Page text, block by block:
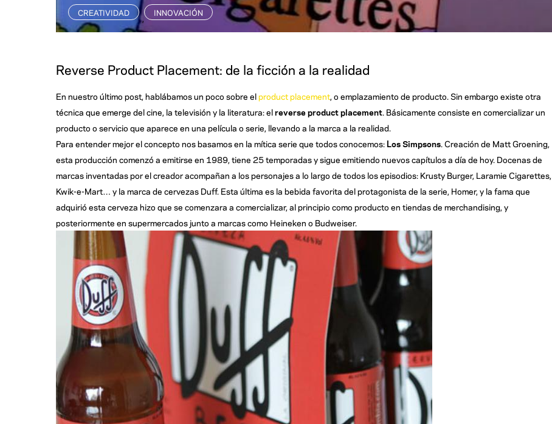
CREATIVIDAD , INNOVACIÓN
Reverse Product Placement: de la ficción a la realidad
En nuestro último post, hablábamos un poco sobre elproduct placement, o emplazamiento de producto. Sin embargo existe otra
técnica que emerge del cine, la televisión y la literatura: elreverse product placement. Básicamente consiste en comercializar un
producto o servicio que aparece en una película o serie, llevando a la marca a la realidad.
Para entender mejor el concepto nos basamos en la mítica serie que todos conocemos: Los Simpsons. Creación de Matt Groening,
esta producción comenzó a emitirse en 1989, tiene 25 temporadas y sigue emitiendo nuevos capítulos a día de hoy. Docenas de
marcas inventadas por el creador acompañan a los personajes a lo largo de todos los episodios: Krusty Burger, Laramie Cigarettes,
Kwik-e-Mart… y la marca de cervezas Duff. Esta última es la bebida favorita del protagonista de la serie, Homer, y la fama que
adquirió esta cerveza hizo que se comenzara a comercializar, al principio como producto en tiendas de merchandising, y
posteriormente en supermercados junto a marcas como Heineken o Budweiser.